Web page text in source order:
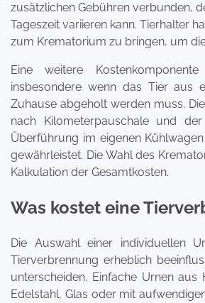
zusätzlichen Gebühren verbunden,
Tageszeit variieren kann. Tierhalter
zum Krematorium zu bringen, um
Eine weitere
insbesondere wenn das Tier aus
Zuhause abgeholt werden muss.
nach Kilometerpauschale und
Überführung im eigenen
gewährleistet. Die Wahl des
Kalkulation der Gesamtkosten.
Was kostet eine
Die Auswahl einer individuellen
Tierverbrennung erheblich
unterscheiden. Einfache Urnen
Edelstahl, Glas oder mit